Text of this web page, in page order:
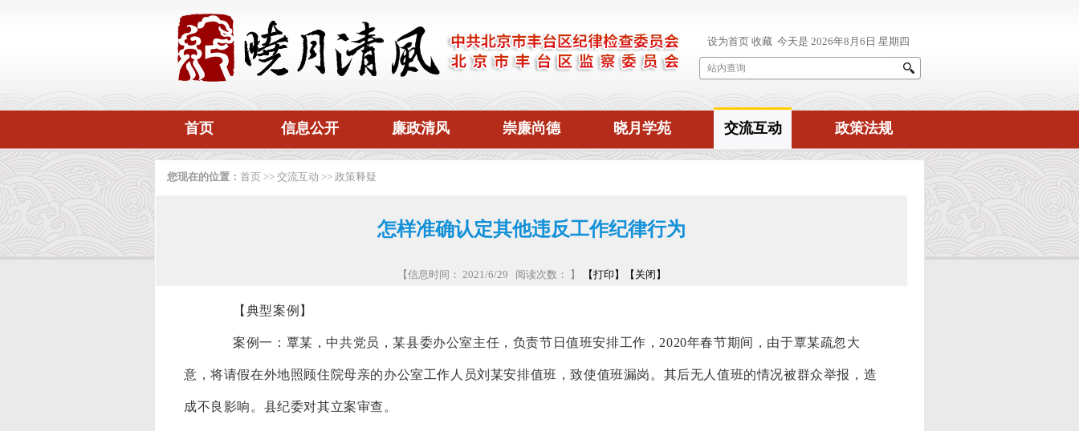
首页 信息公开 廉政清风 崇廉尚德 晓月学苑 交流互动 政策法规
您现在的位置： 首页 >> 交流互动 >> 政策释疑
怎样准确认定其他违反工作纪律行为
【信息时间： 2021/6/29 阅读次数： 】 【打印】 【关闭】
【典型案例】
案例一：覃某，中共党员，某县委办公室主任，负责节日值班安排工作， 2020年春节期间，由于覃某疏忽大
意，将请假在外地照顾住院母亲的办公室工作人员刘某安排值班，致使值班漏岗。其后无人值班的情况被群众举报，造
成不良影响。县纪委对其立案审查。